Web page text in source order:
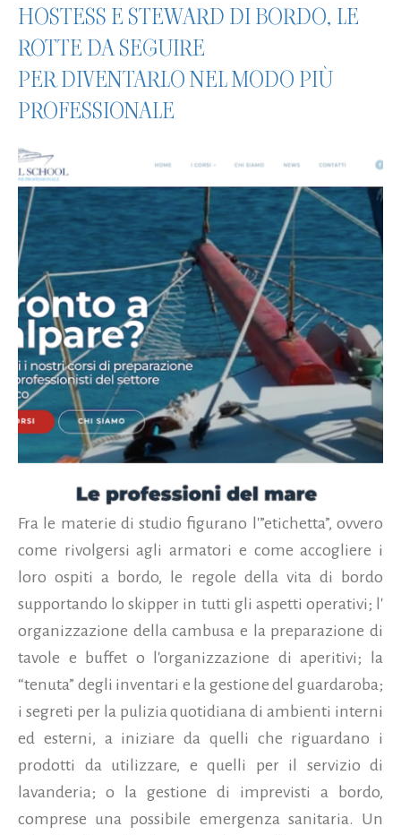
HOSTESS E STEWARD DI BORDO, LE
ROTTE DA SEGUIRE
PER DIVENTARLO NEL MODO PIÙ
PROFESSIONALE
Fra le materie di studio figurano l'”etichetta”, ovvero
come rivolgersi agli armatori e come accogliere i
loro ospiti a bordo, le regole della vita di bordo
supportando lo skipper in tutti gli aspetti operativi; l'
organizzazione della cambusa e la preparazione di
tavole e buffet o l'organizzazione di aperitivi; la
“tenuta” degli inventari e la gestione del guardaroba;
i segreti per la pulizia quotidiana di ambienti interni
ed esterni, a iniziare da quelli che riguardano i
prodotti da utilizzare, e quelli per il servizio di
lavanderia; o la gestione di imprevisti a bordo,
comprese una possibile emergenza sanitaria. Un